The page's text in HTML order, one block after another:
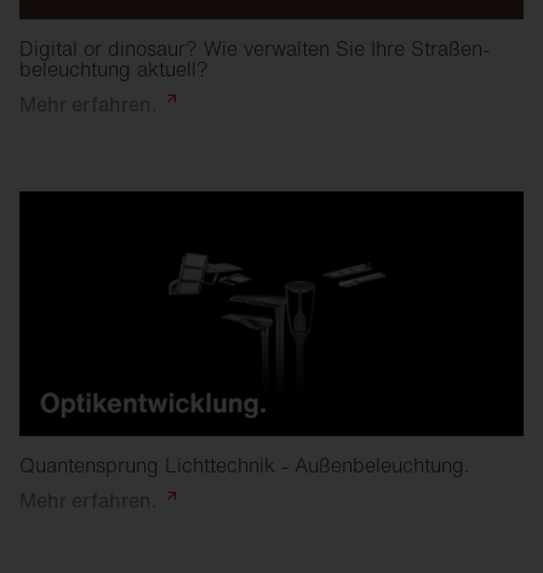
Digital or dinosaur? Wie verwalten Sie Ihre Straßen­
beleuchtung aktuell?
Mehr erfahren.
Quantensprung Lichttechnik - Außenbeleuchtung.
Mehr erfahren.